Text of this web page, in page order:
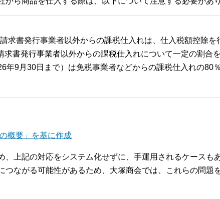
求書発行事業者以外からの課税仕入れは、仕入税額控除
求書発行事業者以外からの課税仕入れについて一定の割合
年9月30日まで）は免税事業者などからの課税仕入れの80
概要」を基に作成
、上記の対応をシステム化せずに、手運用されるケースも
つながる可能性があるため、大塚商会では、これらの問題